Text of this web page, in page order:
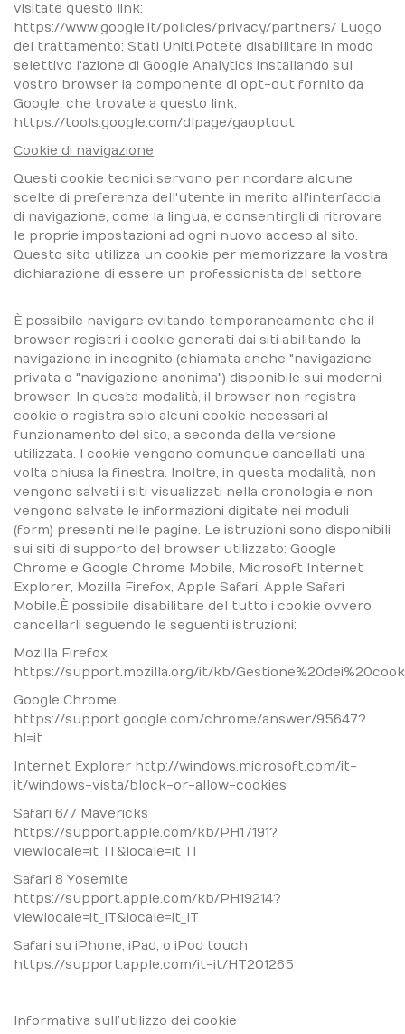
visitate questo link:
https://www.google.it/policies/privacy/partners/ Luogo
del trattamento: Stati Uniti.Potete disabilitare in modo
selettivo l'azione di Google Analytics installando sul
vostro browser la componente di opt-out fornito da
Google, che trovate a questo link:
https://tools.google.com/dlpage/gaoptout
Cookie di navigazione
Questi cookie tecnici servono per ricordare alcune
scelte di preferenza dell'utente in merito all'interfaccia
di navigazione, come la lingua, e consentirgli di ritrovare
le proprie impostazioni ad ogni nuovo acceso al sito.
Questo sito utilizza un cookie per memorizzare la vostra
dichiarazione di essere un professionista del settore.
È possibile navigare evitando temporaneamente che il
browser registri i cookie generati dai siti abilitando la
navigazione in incognito (chiamata anche "navigazione
privata o "navigazione anonima") disponibile sui moderni
browser. In questa modalità, il browser non registra
cookie o registra solo alcuni cookie necessari al
funzionamento del sito, a seconda della versione
utilizzata. I cookie vengono comunque cancellati una
volta chiusa la finestra. Inoltre, in questa modalità, non
vengono salvati i siti visualizzati nella cronologia e non
vengono salvate le informazioni digitate nei moduli
(form) presenti nelle pagine. Le istruzioni sono disponibili
sui siti di supporto del browser utilizzato: Google
Chrome e Google Chrome Mobile, Microsoft Internet
Explorer, Mozilla Firefox, Apple Safari, Apple Safari
Mobile.È possibile disabilitare del tutto i cookie ovvero
cancellarli seguendo le seguenti istruzioni:
Mozilla Firefox
https://support.mozilla.org/it/kb/
Google Chrome
https://support.google.com/chrome/answer/95647?
hl=it
Internet Explorer http://windows.microsoft.com/it-
it/windows-vista/block-or-allow-cookies
Safari 6/7 Mavericks
https://support.apple.com/kb/PH17191?
viewlocale=it_IT&locale=it_IT
Safari 8 Yosemite
https://support.apple.com/kb/PH19214?
viewlocale=it_IT&locale=it_IT
Safari su iPhone, iPad, o iPod touch
https://support.apple.com/it-it/HT201265
Informativa sull’utilizzo dei cookie